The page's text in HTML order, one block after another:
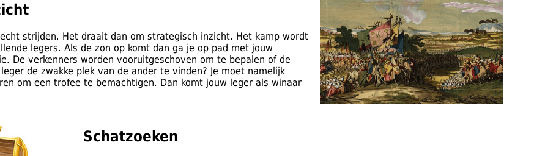
strijden. Het draait dan om strategisch inzicht. Het kamp wordt
legers. Als de zon op komt dan ga je op pad met jouw
De verkenners worden vooruitgeschoven om te bepalen of de
de zwakke plek van de ander te vinden? Je moet namelijk
om een trofee te bemachtigen. Dan komt jouw leger als winaar
Schatzoeken